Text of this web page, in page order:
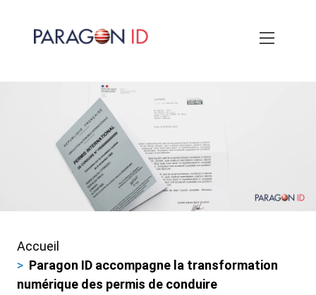
contenu
Fils
d'ariane
Accueil
Paragon ID accompagne la transformation
numérique des permis de conduire